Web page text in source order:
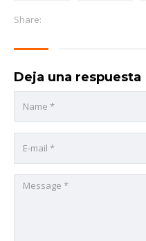
Share:
Deja una respuesta